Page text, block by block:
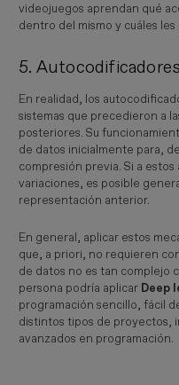
videojuegos aprendan qué
dentro del mismo y cuáles les
5. Autocodificadores
En realidad, los
sistemas que precedieron a
posteriores. Su
de datos inicialmente para,
compresión previa. Si a
variaciones, es posible
representación anterior.
En general, aplicar estos
que, a priori, no requieren
de datos no es tan complejo
persona podría aplicar Deep
programación sencillo, fácil
distintos tipos de proyectos,
avanzados en programación.